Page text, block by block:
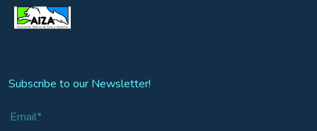
Subscribe to our Newsletter!